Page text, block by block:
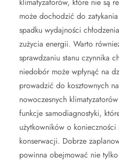
może dochodzić do
spadku wydajności
zużycia energii. Warto
sprawdzaniu stanu czynnika
niedobór może wpłynąć na
prowadzić do kosztownych
nowoczesnych
funkcje samodiagnostyki,
użytkowników o
konserwacji. Dobrze
powinna obejmować nie